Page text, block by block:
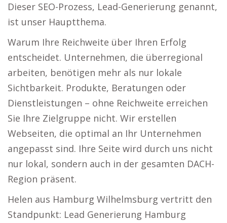
Dieser SEO-Prozess, Lead-Generierung genannt,
ist unser Hauptthema.
Warum Ihre Reichweite über Ihren Erfolg
entscheidet. Unternehmen, die überregional
arbeiten, benötigen mehr als nur lokale
Sichtbarkeit. Produkte, Beratungen oder
Dienstleistungen – ohne Reichweite erreichen
Sie Ihre Zielgruppe nicht. Wir erstellen
Webseiten, die optimal an Ihr Unternehmen
angepasst sind. Ihre Seite wird durch uns nicht
nur lokal, sondern auch in der gesamten DACH-
Region präsent.
Helen aus Hamburg Wilhelmsburg vertritt den
Standpunkt: Lead Generierung Hamburg